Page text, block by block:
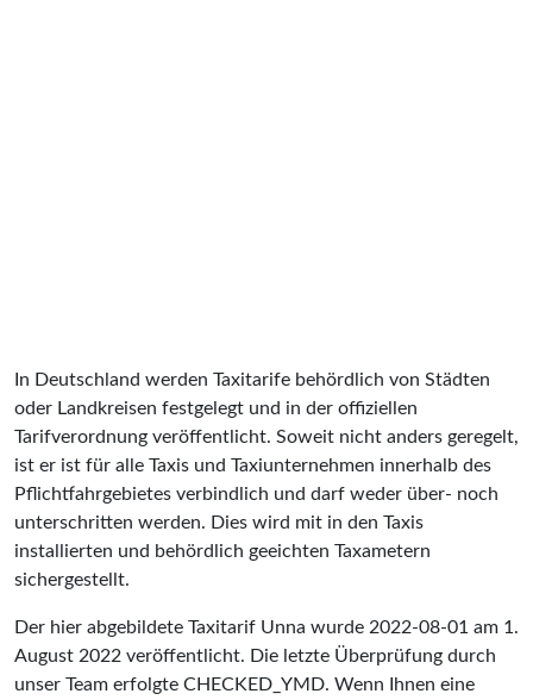
In Deutschland werden Taxitarife behördlich von Städten
oder Landkreisen festgelegt und in der offiziellen
Tarifverordnung veröffentlicht. Soweit nicht anders geregelt,
ist er ist für alle Taxis und Taxiunternehmen innerhalb des
Pflichtfahrgebietes verbindlich und darf weder über- noch
unterschritten werden. Dies wird mit in den Taxis
installierten und behördlich geeichten Taxametern
sichergestellt.
Der hier abgebildete Taxitarif Unna wurde 2022-08-01 am 1.
August 2022 veröffentlicht. Die letzte Überprüfung durch
unser Team erfolgte CHECKED_YMD. Wenn Ihnen eine